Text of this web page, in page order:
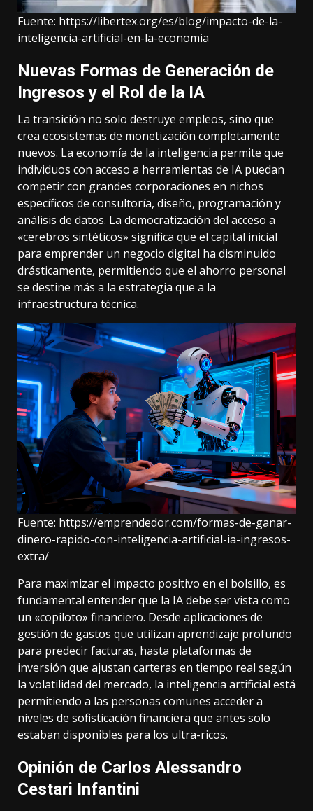
Fuente: https://libertex.org/es/blog/impacto-de-la-
inteligencia-artificial-en-la-economia
Nuevas Formas de Generación de
Ingresos y el Rol de la IA
La transición no solo destruye empleos, sino que
crea ecosistemas de monetización completamente
nuevos. La economía de la inteligencia permite que
individuos con acceso a herramientas de IA puedan
competir con grandes corporaciones en nichos
específicos de consultoría, diseño, programación y
análisis de datos. La democratización del acceso a
«cerebros sintéticos» significa que el capital inicial
para emprender un negocio digital ha disminuido
drásticamente, permitiendo que el ahorro personal
se destine más a la estrategia que a la
infraestructura técnica.
Fuente: https://emprendedor.com/formas-de-ganar-
dinero-rapido-con-inteligencia-artificial-ia-ingresos-
extra/
Para maximizar el impacto positivo en el bolsillo, es
fundamental entender que la IA debe ser vista como
un «copiloto» financiero. Desde aplicaciones de
gestión de gastos que utilizan aprendizaje profundo
para predecir facturas, hasta plataformas de
inversión que ajustan carteras en tiempo real según
la volatilidad del mercado, la inteligencia artificial está
permitiendo a las personas comunes acceder a
niveles de sofisticación financiera que antes solo
estaban disponibles para los ultra-ricos.
Opinión de Carlos Alessandro
Cestari Infantini